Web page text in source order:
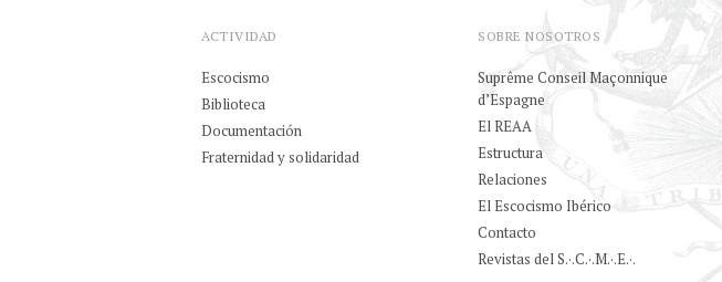
ACTIVIDAD
Escocismo
Biblioteca
Documentación
Fraternidad y solidaridad
SOBRE NOSOTROS
Suprême Conseil Maçonnique
d’Espagne
El REAA
Estructura
Relaciones
El Escocismo Ibérico
Contacto
Revistas del S.·.C.·.M.·.E.·.